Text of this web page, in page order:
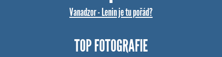
Vanadzor - Lenin je tu pořád?
TOP FOTOGRAFIE